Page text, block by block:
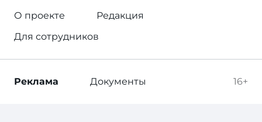
О проекте
Редакция
Для сотрудников
16+
Реклама Документы